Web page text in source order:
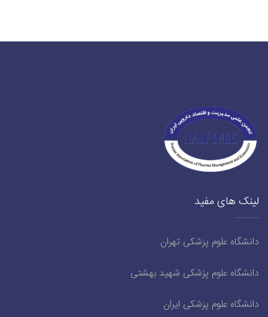
لینک های مفید
دانشگاه علوم پزشکی تهران
دانشگاه علوم پزشکی شهید بهشتی
دانشگاه علوم پزشکی ایران